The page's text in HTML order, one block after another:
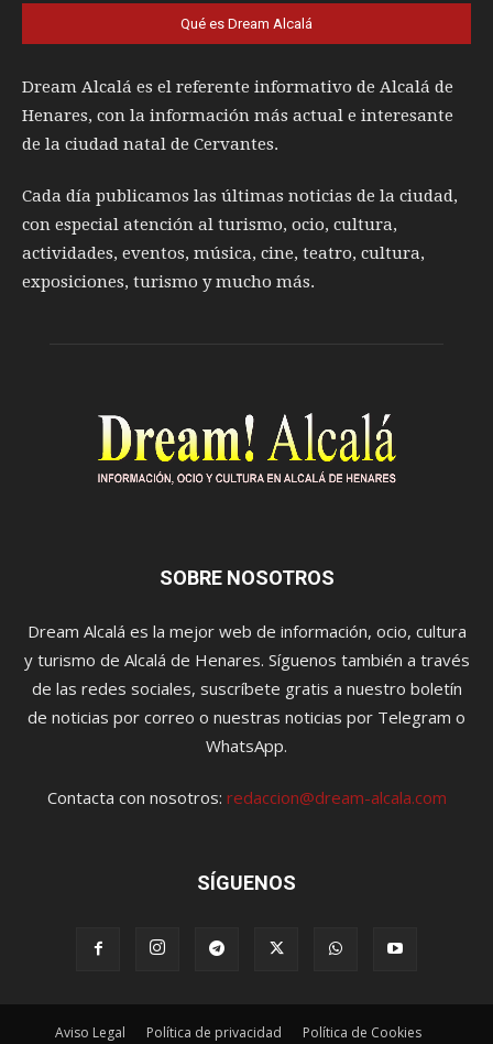
Qué es Dream Alcalá
Dream Alcalá es el referente informativo de Alcalá de
Henares, con la información más actual e interesante
de la ciudad natal de Cervantes.
Cada día publicamos las últimas noticias de la ciudad,
con especial atención al turismo, ocio, cultura,
actividades, eventos, música, cine, teatro, cultura,
exposiciones, turismo y mucho más.
SOBRE NOSOTROS
Dream Alcalá es la mejor web de información, ocio, cultura
y turismo de Alcalá de Henares. Síguenos también a través
de las redes sociales, suscríbete gratis a nuestro boletín
de noticias por correo o nuestras noticias por Telegram o
WhatsApp.
Contacta con nosotros: redaccion@dream-alcala.com
SÍGUENOS
Aviso Legal Política de privacidad Política de Cookies